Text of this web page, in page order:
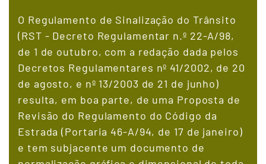
O Regulamento de Sinalização do Trânsito
(RST - Decreto Regulamentar n.º 22-A/98,
de 1 de outubro, com a redação dada pelos
Decretos Regulamentares nº 41/2002, de 20
de agosto, e nº 13/2003 de 21 de junho)
resulta, em boa parte, de uma Proposta de
Revisão do Regulamento do Código da
Estrada (Portaria 46-A/94, de 17 de janeiro)
e tem subjacente um documento de